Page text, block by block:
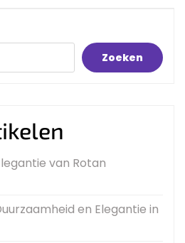
Zoeken
van Rotan
en Elegantie in